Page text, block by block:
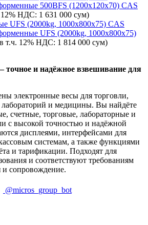
500BFS (1200x120x70) CAS
12% НДС: 1 631 000 сум)
UFS (2000kg, 1000x800x75)
т.ч. 12% НДС: 1 814 000 сум)
и надёжное взвешивание для
электронные весы для торговли,
лабораторий и медицины. Вы найдёте
счетные, торговые, лабораторные и
с высокой точностью и надёжной
дисплеями, интерфейсами для
системам, а также функциями
и тарификации. Подходят для
и соответствуют требованиям
и сопровождение.
@micros_group_bot